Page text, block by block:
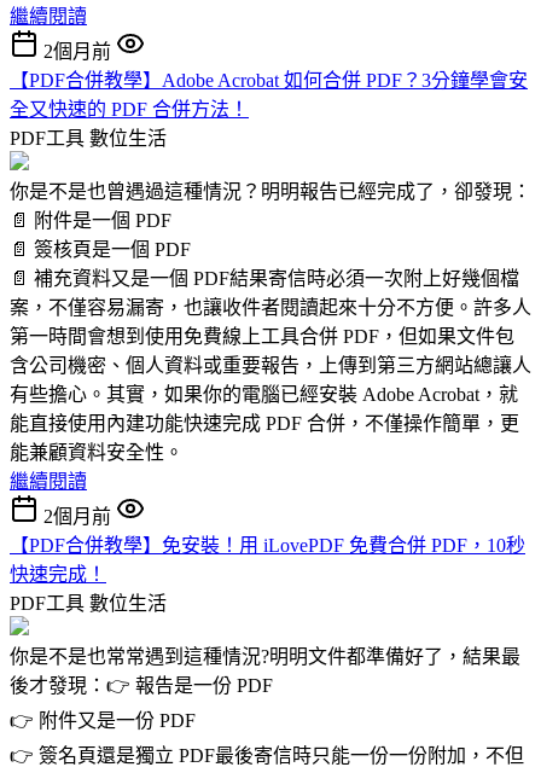
繼續閱讀
2個月前
【PDF合併教學】Adobe Acrobat 如何合併 PDF？3分鐘學會安
全又快速的 PDF 合併方法！
PDF工具 數位生活
你是不是也曾遇過這種情況？明明報告已經完成了，卻發現：
📄 附件是一個 PDF
📄 簽核頁是一個 PDF
📄 補充資料又是一個 PDF結果寄信時必須一次附上好幾個檔
案，不僅容易漏寄，也讓收件者閱讀起來十分不方便。許多人
第一時間會想到使用免費線上工具合併 PDF，但如果文件包
含公司機密、個人資料或重要報告，上傳到第三方網站總讓人
有些擔心。其實，如果你的電腦已經安裝 Adobe Acrobat，就
能直接使用內建功能快速完成 PDF 合併，不僅操作簡單，更
能兼顧資料安全性。
繼續閱讀
2個月前
【PDF合併教學】免安裝！用 iLovePDF 免費合併 PDF，10秒
快速完成！
PDF工具 數位生活
你是不是也常常遇到這種情況?明明文件都準備好了，結果最
後才發現：👉 報告是一份 PDF
👉 附件又是一份 PDF
👉 簽名頁還是獨立 PDF最後寄信時只能一份一份附加，不但